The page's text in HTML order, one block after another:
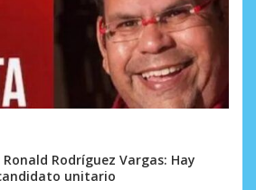
Ronald Rodríguez Vargas: Hay
unitario